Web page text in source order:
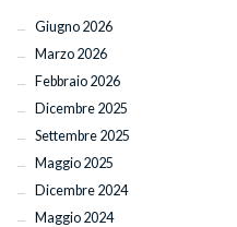
Giugno 2026
Marzo 2026
Febbraio 2026
Dicembre 2025
Settembre 2025
Maggio 2025
Dicembre 2024
Maggio 2024